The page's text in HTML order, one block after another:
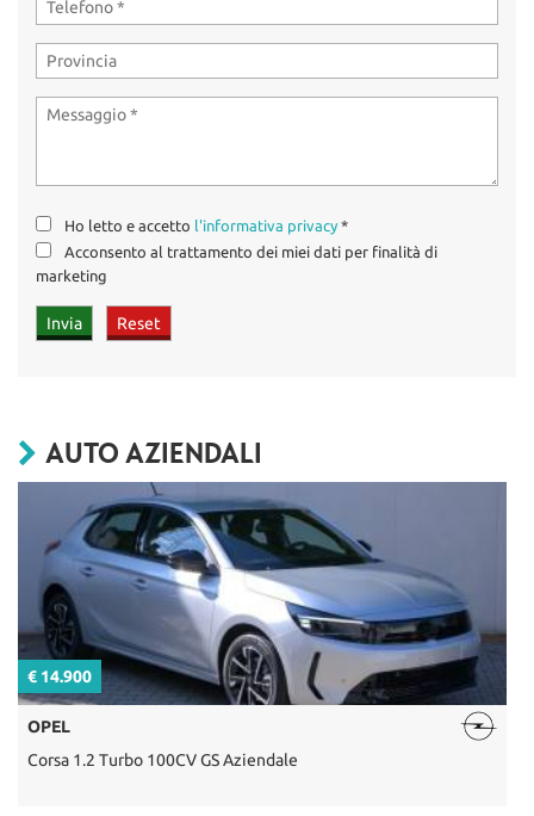
Ho letto e accetto l'informativa privacy *
Acconsento al trattamento dei miei dati per finalità di
marketing
AUTO AZIENDALI
€ 14.900
OPEL
Corsa 1.2 Turbo 100CV GS Aziendale